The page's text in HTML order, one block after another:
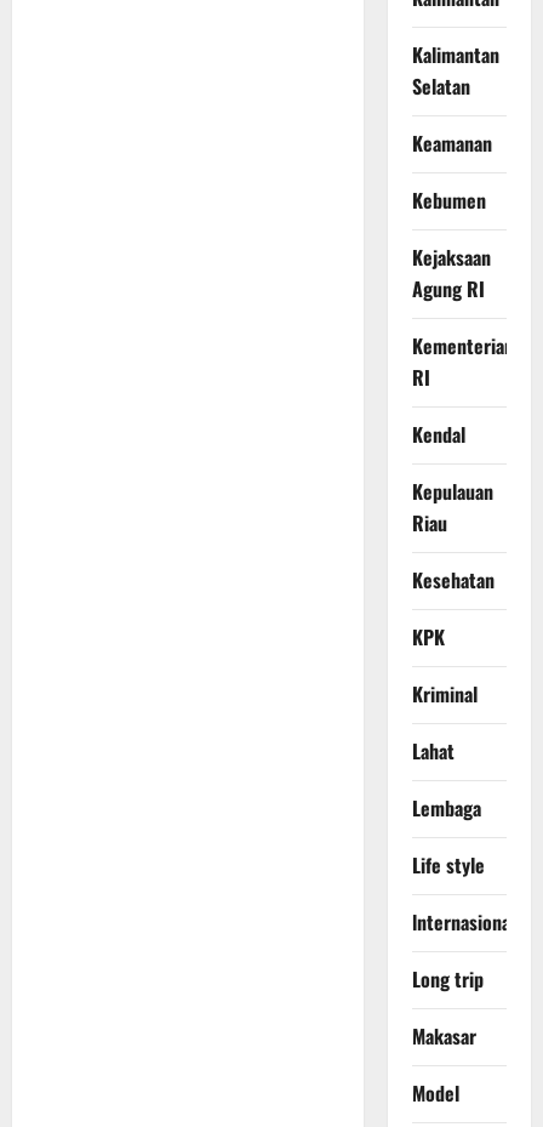
Kalimantan
Selatan
Keamanan
Kebumen
Kejaksaan
Agung RI
Kementerian
RI
Kendal
Kepulauan
Riau
Kesehatan
KPK
Kriminal
Lahat
Lembaga
Life style
lnternasional
Long trip
Makasar
Model